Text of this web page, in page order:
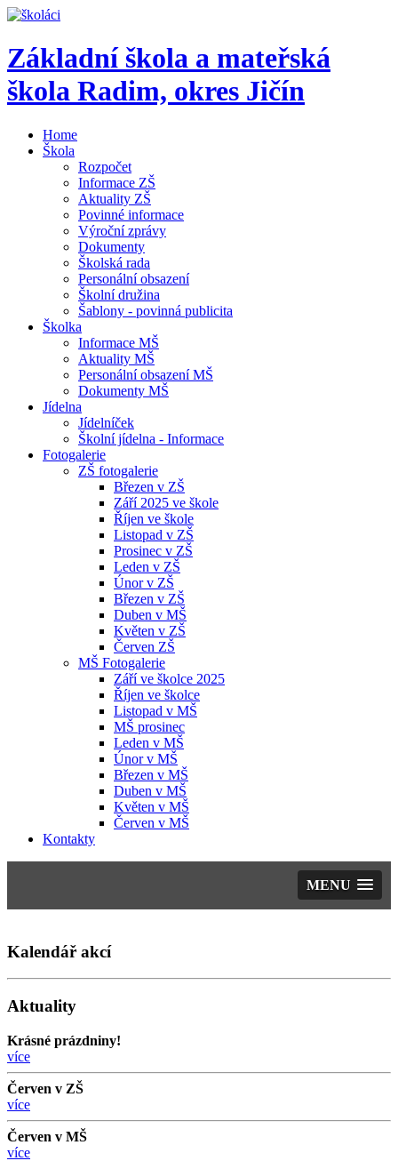
Základní škola a mateřská
škola Radim, okres Jičín
Home
Škola
Rozpočet
Informace ZŠ
Aktuality ZŠ
Povinné informace
Výroční zprávy
Dokumenty
Školská rada
Personální obsazení
Školní družina
Šablony - povinná publicita
Školka
Informace MŠ
Aktuality MŠ
Personální obsazení MŠ
Dokumenty MŠ
Jídelna
Jídelníček
Školní jídelna - Informace
Fotogalerie
ZŠ fotogalerie
Březen v ZŠ
Září 2025 ve škole
Říjen ve škole
Listopad v ZŠ
Prosinec v ZŠ
Leden v ZŠ
Únor v ZŠ
Březen v ZŠ
Duben v MŠ
Květen v ZŠ
Červen ZŠ
MŠ Fotogalerie
Září ve školce 2025
Říjen ve školce
Listopad v MŠ
MŠ prosinec
Leden v MŠ
Únor v MŠ
Březen v MŠ
Duben v MŠ
Květen v MŠ
Červen v MŠ
Kontakty
MENU
Kalendář akcí
Aktuality
Krásné prázdniny!
více
Červen v ZŠ
více
Červen v MŠ
více